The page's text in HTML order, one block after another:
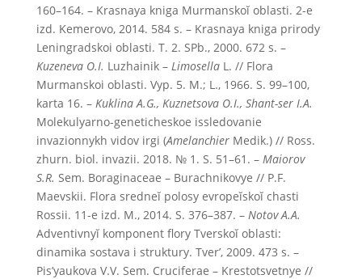
160–164. – Krasnaya kniga Murmanskoĭ oblasti. 2-e
izd. Kemerovo, 2014. 584 s. – Krasnaya kniga prirody
Leningradskoi oblasti. T. 2. SPb., 2000. 672 s. –
Kuzeneva O.I. Luzhainik – LimosellaL. // Flora
Murmanskoi oblasti. Vyp. 5. M.; L., 1966. S. 99–100,
karta 16. – Kuklina A.G., Kuznetsova O.I., Shant-ser I.A.
Molekulyarno-geneticheskoe issledovanie
invazionnykh vidov irgi (AmelanchierMedik.) // Ross.
zhurn. biol. invazii. 2018. № 1. S. 51–61. – Maiorov
S.R. Sem. Boraginaceae – Burachnikovye // P.F.
Maevskii. Flora sredneĭ polosy evropeĭskoĭ chasti
Rossii. 11-e izd. M., 2014. S. 376–387. – Notov A.A.
Adventivnyĭ komponent flory Tverskoĭ oblasti:
dinamika sostava i struktury. Tver’, 2009. 473 s. –
Pis’yaukova V.V. Sem. Cruciferae – Krestotsvetnye //